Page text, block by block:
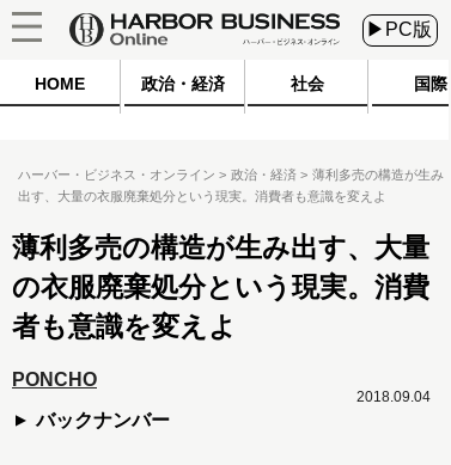
▶PC版
HOME 政治・経済 社会 国際
ハーバー・ビジネス・オンライン 政治・経済
薄利多売の構造が生み
出す、大量の衣服廃棄処分という現実。消費者も意識を変えよ
薄利多売の構造が生み出す、大量
の衣服廃棄処分という現実。消費
者も意識を変えよ
PONCHO
バックナンバー
2018.09.04